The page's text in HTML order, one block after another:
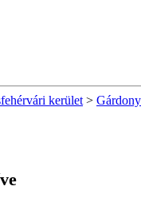
kerület >